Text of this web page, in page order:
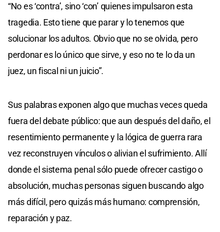
“No es ‘contra’, sino ‘con’ quienes impulsaron esta
tragedia. Esto tiene que parar y lo tenemos que
solucionar los adultos. Obvio que no se olvida, pero
perdonar es lo único que sirve, y eso no te lo da un
juez, un fiscal ni un juicio”.
Sus palabras exponen algo que muchas veces queda
fuera del debate público: que aun después del daño, el
resentimiento permanente y la lógica de guerra rara
vez reconstruyen vínculos o alivian el sufrimiento. Allí
donde el sistema penal sólo puede ofrecer castigo o
absolución, muchas personas siguen buscando algo
más difícil, pero quizás más humano: comprensión,
reparación y paz.